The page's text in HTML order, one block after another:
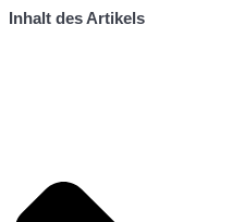
Inhalt des Artikels